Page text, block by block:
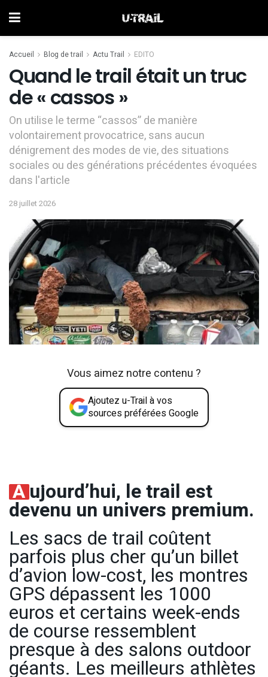
Accueil Blog de trail Actu Trail EDITO
Quand le trail était un truc
de « cassos »
On utilise le terme “cassos” de manière
volontairement provocatrice, sans aucun
dénigrement des modes de vie, des situations
sociales ou des générations précédentes évoquées
dans l'article
28 juillet 2026
Vous aimez notre contenu ?
Ajoutez u-Trail à vos
sources préférées Google
Aujourd’hui, le trail est
devenu un univers premium.
Les sacs de trail coûtent
parfois plus cher qu’un billet
d’avion low-cost, les montres
GPS dépassent les 1000
euros et certains week-ends
de course ressemblent
presque à des salons outdoor
géants. Les meilleurs athlètes